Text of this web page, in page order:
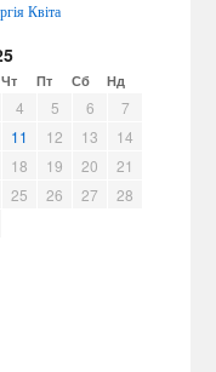
Квіта
Чт Пт Сб Нд
4 5 6
7
11 12 13
14
18 19 20
21
25 26 27
28